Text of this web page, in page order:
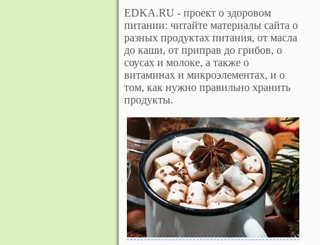
EDKA.RU - проект о здоровом
питании: читайте материалы сайта о
разных продуктах питания, от масла
до каши, от приправ до грибов, о
соусах и молоке, а также о
витаминах и микроэлементах, и о
том, как нужно правильно хранить
продукты.